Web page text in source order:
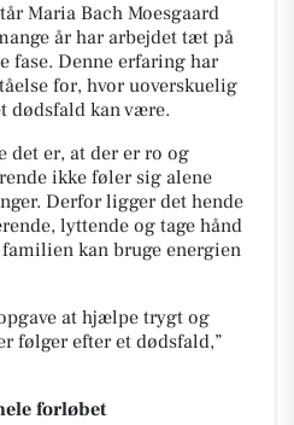
Maria Bach Moesgaard
år har arbejdet tæt på
fase. Denne erfaring har
for, hvor uoverskuelig
dødsfald kan være.
det er, at der er ro og
ikke føler sig alene
Derfor ligger det hende
lyttende og tage hånd
kan bruge energien
at hjælpe trygt og
følger efter et dødsfald,”
forløbet